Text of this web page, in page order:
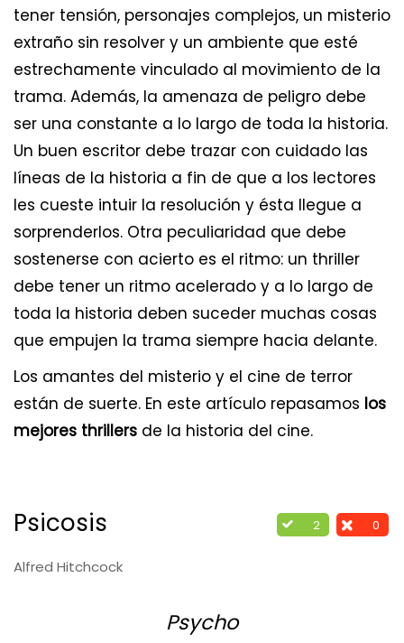
tener tensión, personajes complejos, un misterio
extraño sin resolver y un ambiente que esté
estrechamente vinculado al movimiento de la
trama. Además, la amenaza de peligro debe
ser una constante a lo largo de toda la historia.
Un buen escritor debe trazar con cuidado las
líneas de la historia a fin de que a los lectores
les cueste intuir la resolución y ésta llegue a
sorprenderlos. Otra peculiaridad que debe
sostenerse con acierto es el ritmo: un thriller
debe tener un ritmo acelerado y a lo largo de
toda la historia deben suceder muchas cosas
que empujen la trama siempre hacia delante.
Los amantes del misterio y el cine de terror
están de suerte. En este artículo repasamos los
mejores thrillers de la historia del cine.
2 0
Psicosis
Alfred Hitchcock
Psycho